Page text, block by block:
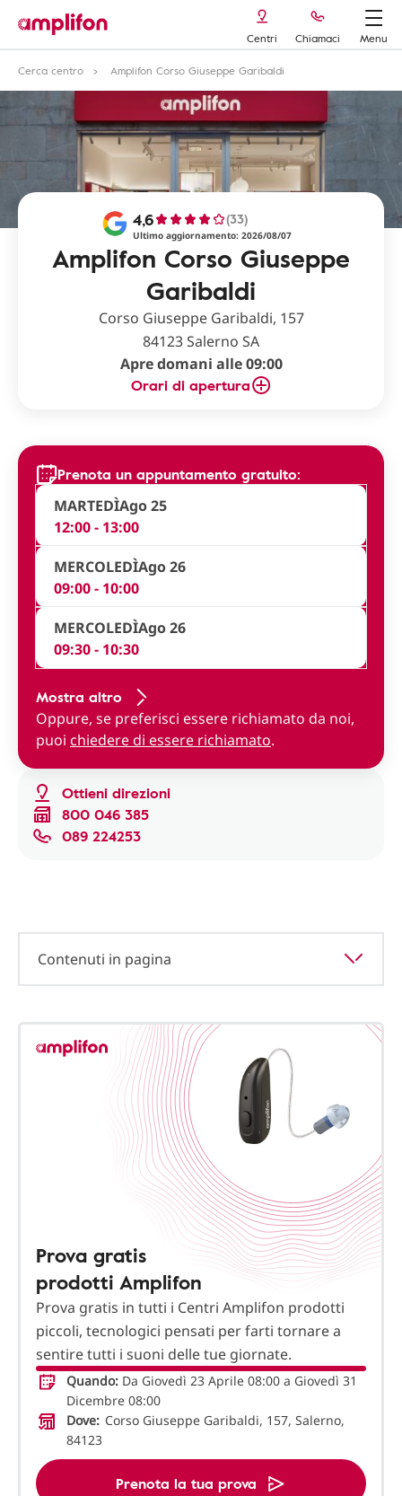
Centri Chiamaci
Menu
Cerca centro
Amplifon Corso Giuseppe Garibaldi
Amplifon Corso Giuseppe
Garibaldi
4,6 (33)
Ultimo aggiornamento: 2026/08/07
Corso Giuseppe Garibaldi, 157
84123 Salerno SA
Apre domani alle 09:00
Orari di apertura
Ottieni direzioni
800 046 385
089 224253
Prenota un appuntamento gratuito:
MARTEDÌAgo 25
12:00 - 13:00
MERCOLEDÌAgo 26
09:00 - 10:00
MERCOLEDÌAgo 26
09:30 - 10:30
Mostra altro
Oppure, se preferisci essere richiamato da noi,
puoi chiedere di essere richiamato.
Contenuti in pagina
Prova gratis
prodotti Amplifon
Prova gratis in tutti i Centri Amplifon prodotti
piccoli, tecnologici pensati per farti tornare a
sentire tutti i suoni delle tue giornate.
Quando: Da Giovedì 23 Aprile 08:00 a Giovedì 31
Dicembre 08:00
Dove: Corso Giuseppe Garibaldi, 157, Salerno,
84123
Prenota la tua prova